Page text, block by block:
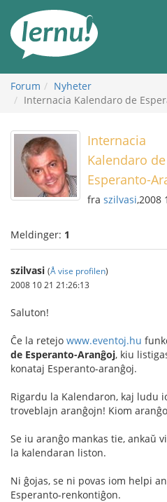
innholdet
Forum
Nyheter
Internacia Kalendaro de
Internacia
Kalendaro de
Esperanto-
fra szilvasi,2008
Meldinger: 1
szilvasi (Å vise profilen)
2008 10 21 21:26:13
Saluton!
Ĉe la retejo www.eventoj.hu
de Esperanto-Aranĝoj, kiu
konataj Esperanto-aranĝoj.
Rigardu la Kalendaron, kaj ludu
troveblajn aranĝojn! Kiom
Se iu aranĝo mankas tie, ankaŭ
la kalendaran liston.
Ni ĝojas, se ni povas iom helpi
Esperanto-renkontiĝon.